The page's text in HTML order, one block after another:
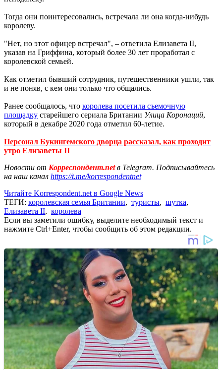
Тогда они поинтересовались, встречала ли она когда-нибудь
королеву.
"Нет, но этот офицер встречал", – ответила Елизавета II,
указав на Гриффина, который более 30 лет проработал с
королевской семьей.
Как отметил бывший сотрудник, путешественники ушли, так
и не поняв, с кем они только что общались.
Ранее сообщалось, что королева посетила съемочную
площадку старейшего сериала Британии Улица Коронаций,
который в декабре 2020 года отметил 60-летие.
Персонал Букингемского дворца рассказал, как проходит
утро Елизаветы II
Новости от Корреспондент.netв Telegram. Подписывайтесь
на наш канал https://t.me/korrespondentnet
Читайте Korrespondent.net в Google News
ТЕГИ: королевская семья Британии, туристы, шутка,
Елизавета II, королева
Если вы заметили ошибку, выделите необходимый текст и
нажмите Ctrl+Enter, чтобы сообщить об этом редакции.